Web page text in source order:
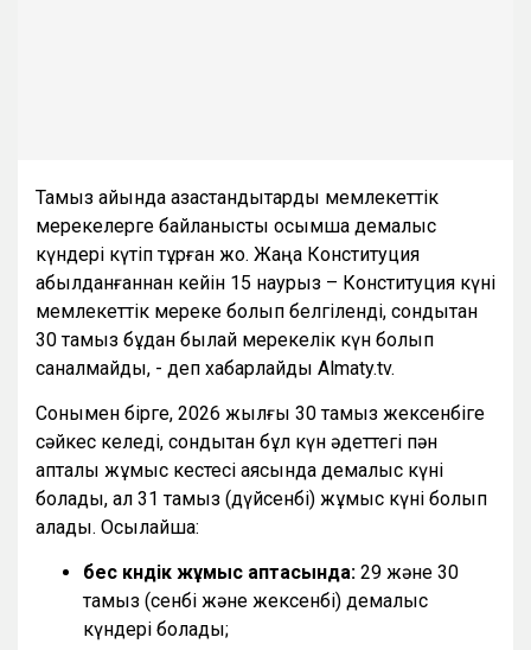
Тамыз айында қазақстандықтарды мемлекеттік
мерекелерге байланысты қосымша демалыс
күндері күтіп тұрған жоқ. Жаңа Конституция
қабылданғаннан кейін 15 наурыз – Конституция күні
мемлекеттік мереке болып белгіленді, сондықтан
30 тамыз бұдан былай мерекелік күн болып
саналмайды, - деп хабарлайды Almaty.tv.
Сонымен бірге, 2026 жылғы 30 тамыз жексенбіге
сәйкес келеді, сондықтан бұл күн әдеттегі пән
апталық жұмыс кестесі аясында демалыс күні
болады, ал 31 тамыз (дүйсенбі) жұмыс күні болып
қалады. Осылайша:
бес күндік жұмыс аптасында: 29 және 30
тамыз (сенбі және жексенбі) демалыс
күндері болады;